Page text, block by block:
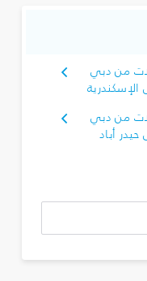
من دبي
الإسكندرية
من دبي
حيدر أباد